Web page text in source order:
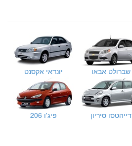
שברולט אבאו יונדאי אקסנט
דייהטסו סיריון פיג'ו 206